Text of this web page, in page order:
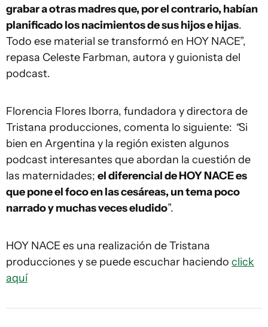
grabar a otras madres que, por el contrario, habían
planificado los nacimientos de sus hijos e hijas.
Todo ese material se transformó en HOY NACE”,
repasa Celeste Farbman, autora y guionista del
podcast.
Florencia Flores Iborra, fundadora y directora de
Tristana producciones, comenta lo siguiente: “Si
bien en Argentina y la región existen algunos
podcast interesantes que abordan la cuestión de
las maternidades; el diferencial de HOY NACE es
que pone el foco en las cesáreas, un tema poco
narrado y muchas veces eludido”.
HOY NACE es una realización de Tristana
producciones y se puede escuchar haciendo click
aquí